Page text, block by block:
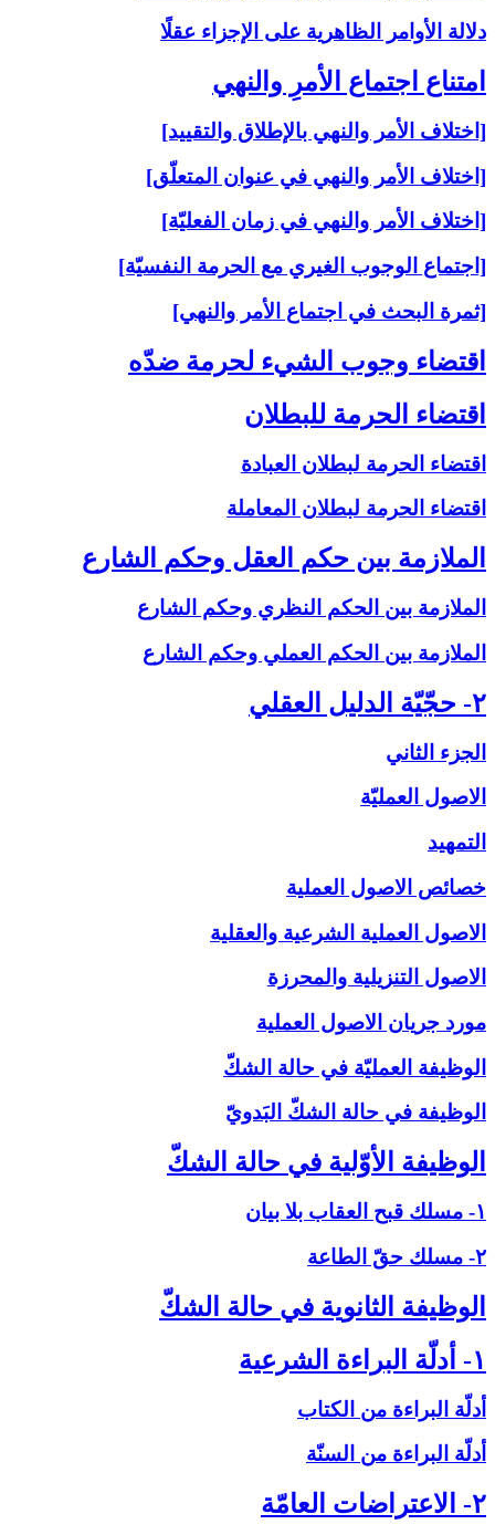
دلالة الأوامر الظاهرية على الإجزاء عقلًا
امتناع اجتماع الأمرِ والنهي‏
[اختلاف الأمر والنهي بالإطلاق والتقييد]
[اختلاف الأمر والنهي في عنوان المتعلّق]
[اختلاف الأمر والنهي في زمان الفعليّة]
[اجتماع الوجوب الغيري مع الحرمة النفسيّة]
[ثمرة البحث في اجتماع الأمر والنهي]
اقتضاء وجوب الشي‏ء لحرمة ضدّه‏
اقتضاء الحرمة للبطلان‏
اقتضاء الحرمة لبطلان العبادة
اقتضاء الحرمة لبطلان المعاملة
الملازمة بين حكم العقل وحكم الشارع‏
الملازمة بين الحكم النظري وحكم الشارع
الملازمة بين الحكم العملي وحكم الشارع
۲- حجّيّة الدليل العقلي‏
الجزء الثاني
الاصول العمليّة
التمهيد
خصائص الاصول العملية
الاصول العملية الشرعية والعقلية
الاصول التنزيلية والمحرزة
مورد جريان الاصول العملية
الوظيفة العمليّة في حالة الشكّ‏
الوظيفة في حالة الشكّ البَدويّ
الوظيفة الأوّلية في حالة الشكّ‏
۱- مسلك قبح العقاب بلا بيان
۲- مسلك حقّ الطاعة
الوظيفة الثانوية في حالة الشكّ‏
۱- أدلّة البراءة الشرعية
أدلّة البراءة من الكتاب
أدلّة البراءة من السنّة
۲- الاعتراضات العامّة